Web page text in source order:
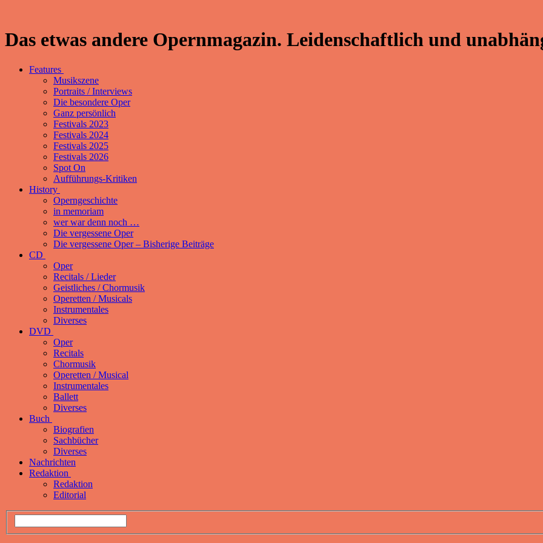
Das etwas andere Opernmagazin. Leidenschaftlich und
Features
Musikszene
Portraits / Interviews
Die besondere Oper
Ganz persönlich
Festivals 2023
Festivals 2024
Festivals 2025
Festivals 2026
Spot On
Aufführungs-Kritiken
History
Operngeschichte
in memoriam
wer war denn noch …
Die vergessene Oper
Die vergessene Oper – Bisherige Beiträge
CD
Oper
Recitals / Lieder
Geistliches / Chormusik
Operetten / Musicals
Instrumentales
Diverses
DVD
Oper
Recitals
Chormusik
Operetten / Musical
Instrumentales
Ballett
Diverses
Buch
Biografien
Sachbücher
Diverses
Nachrichten
Redaktion
Redaktion
Editorial